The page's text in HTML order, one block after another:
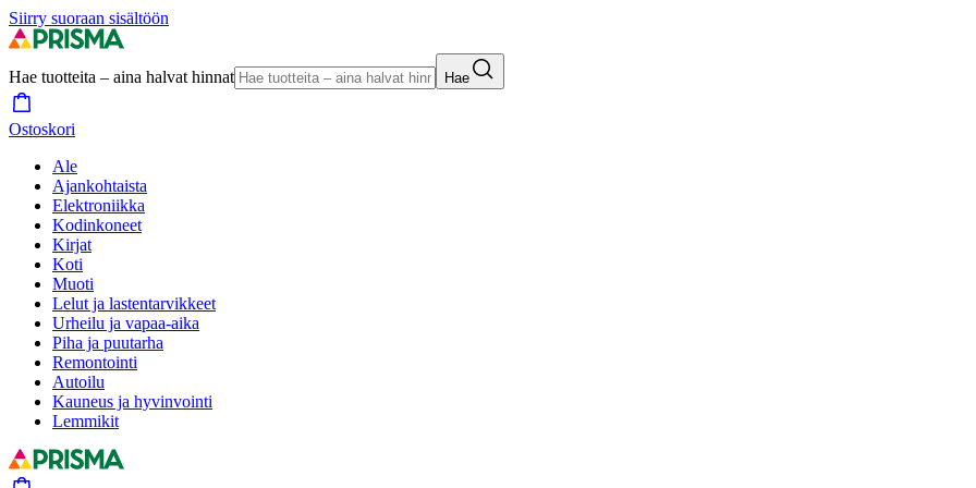
Siirry suoraan sisältöön
Hae tuotteita – aina halvat hinnat Hae
Ostoskori
Ale
Ajankohtaista
Elektroniikka
Kodinkoneet
Kirjat
Koti
Muoti
Lelut ja lastentarvikkeet
Urheilu ja vapaa-aika
Piha ja puutarha
Remontointi
Autoilu
Kauneus ja hyvinvointi
Lemmikit